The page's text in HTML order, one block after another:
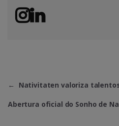
← Nativitaten valoriza
Abertura oficial do Sonho de